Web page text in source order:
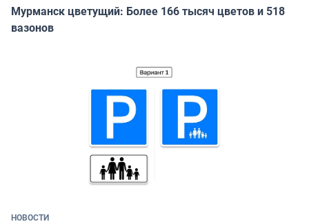
Мурманск цветущий: Более 166 тысяч цветов и 518
вазонов
НОВОСТИ